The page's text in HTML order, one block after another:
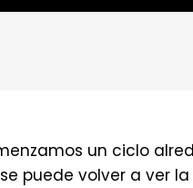
un ciclo
puede volver a ver